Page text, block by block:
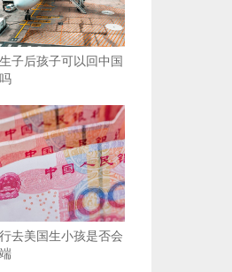
子后孩子可以回中国
去美国生小孩是否会